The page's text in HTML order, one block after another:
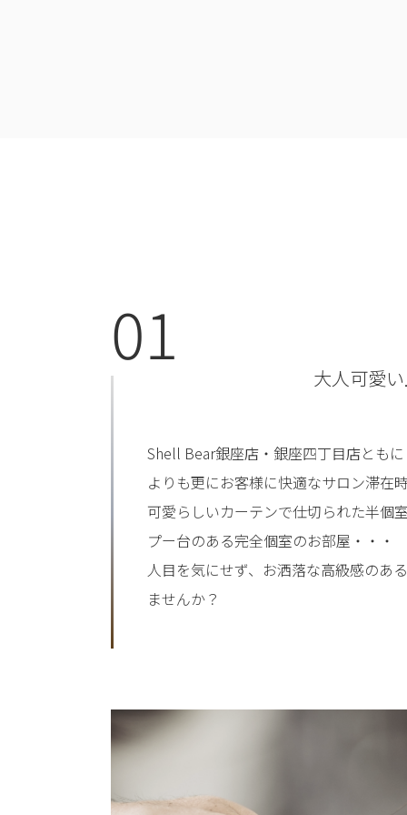
01
大人可愛
Shell Bear銀座店・銀座四丁目店とも
よりも更にお客様に快適なサロン滞在
可愛らしいカーテンで仕切られた半個
プー台のある完全個室のお部屋・・・
人目を気にせず、お洒落な高級感のあ
ませんか？